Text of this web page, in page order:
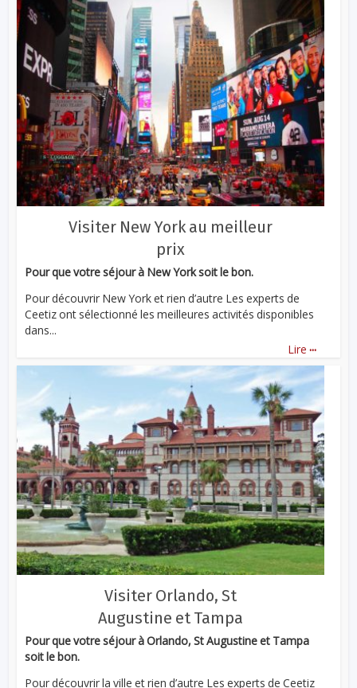
Visiter New York au meilleur
prix
Pour que votre séjour à New York soit le bon.
Pour découvrir New York et rien d’autre Les experts de
Ceetiz ont sélectionné les meilleures activités disponibles
dans...
Lire ...
Visiter Orlando, St
Augustine et Tampa
Pour que votre séjour à Orlando, St Augustine et Tampa
soit le bon.
Pour découvrir la ville et rien d’autre Les experts de Ceetiz